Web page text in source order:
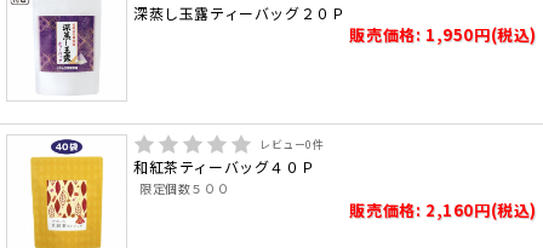
深蒸し玉露ティーバッグ２０Ｐ
販売価格: 1,950円(税込)
レビュー0件
和紅茶ティーバッグ４０Ｐ
限定個数５００
販売価格: 2,160円(税込)